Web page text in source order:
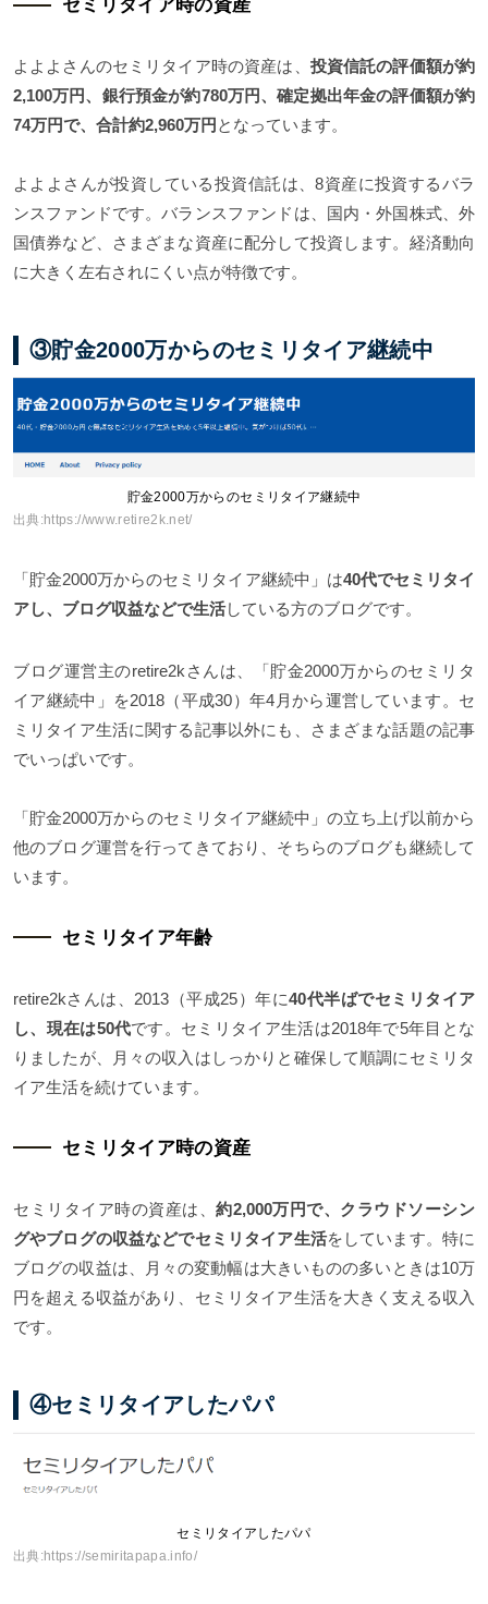
セミリタイア時の資産
よよよさんのセミリタイア時の資産は、 投資信託の評価額が約
2,100万円、銀行預金が約780万円、確定拠出年金の評価額が約
74万円で、合計約2,960万円 となっています。
よよよさんが投資している投資信託は、8資産に投資するバラ
ンスファンドです。バランスファンドは、国内・外国株式、外
国債券など、さまざまな資産に配分して投資します。経済動向
に大きく左右されにくい点が特徴です。
③貯金2000万からのセミリタイア継続中
貯金2000万からのセミリタイア継続中
出典:https://www.retire2k.net/
「貯金2000万からのセミリタイア継続中」は40代でセミリタイ
アし、ブログ収益などで生活している方のブログです。
ブログ運営主のretire2kさんは、「貯金2000万からのセミリタ
イア継続中」を2018（平成30）年4月から運営しています。セ
ミリタイア生活に関する記事以外にも、さまざまな話題の記事
でいっぱいです。
「貯金2000万からのセミリタイア継続中」の立ち上げ以前から
他のブログ運営を行ってきており、そちらのブログも継続して
います。
セミリタイア年齢
retire2kさんは、2013（平成25）年に40代半ばでセミリタイア
し、現在は50代です。セミリタイア生活は2018年で5年目とな
りましたが、月々の収入はしっかりと確保して順調にセミリタ
イア生活を続けています。
セミリタイア時の資産
セミリタイア時の資産は、約2,000万円で、クラウドソーシン
グやブログの収益などでセミリタイア生活をしています。特に
ブログの収益は、月々の変動幅は大きいものの多いときは10万
円を超える収益があり、セミリタイア生活を大きく支える収入
です。
④セミリタイアしたパパ
セミリタイアしたパパ
出典:https://semiritapapa.info/